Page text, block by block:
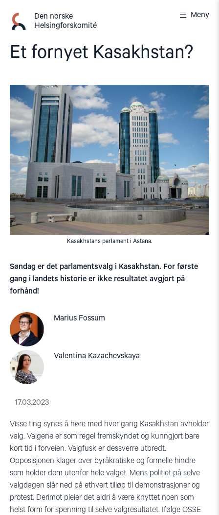
innhold
Den norske
Helsingforskomité
Meny
Et fornyet Kasakhstan?
Kasakhstans parlament i Astana.
Søndag er det parlamentsvalg i Kasakhstan. For første
gang i landets historie er ikke resultatet avgjort på
forhånd!
Marius Fossum
Valentina Kazachevskaya
17.03.2023
Visse ting synes å høre med hver gang Kasakhstan avholder
valg. Valgene er som regel fremskyndet og kunngjort bare
kort tid i forveien. Valgfusk er dessverre utbredt.
Opposisjonen klager over byråkratiske og formelle hindre
som holder dem utenfor hele valget. Mens politiet på selve
valgdagen slår ned på ethvert tilløp til demonstrasjoner og
protest. Derimot pleier det aldri å være knyttet noen som
helst form for spenning til selve valgresultatet. Ifølge OSSE